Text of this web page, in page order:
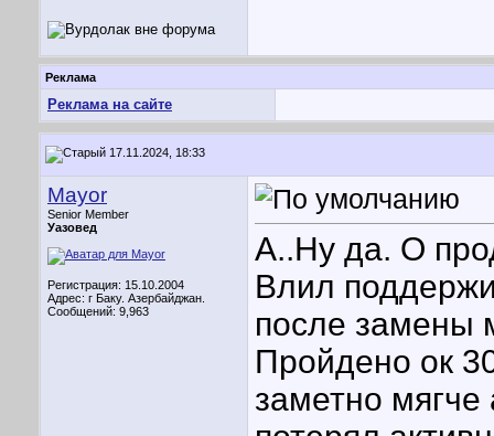
Реклама
Реклама на сайте
17.11.2024, 18:33
Mayor
Senior Member
Уазовед
Регистрация: 15.10.2004
Адрес: г Баку. Азербайджан.
Сообщений: 9,963
А..Ну да. О
Влил
после замены
Пройдено ок
заметно мягче